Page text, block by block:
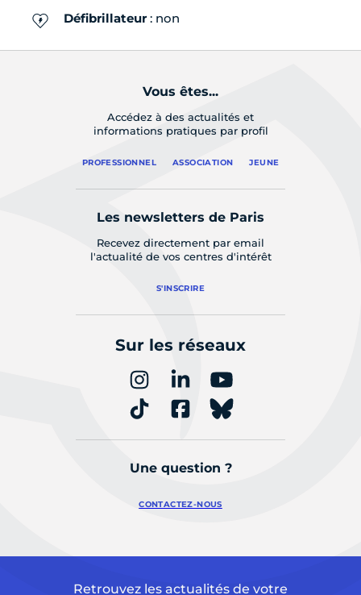
Défibrillateur: non
Vous êtes...
Accédez à des actualités et
informations pratiques par profil
PROFESSIONNEL ASSOCIATION JEUNE
Les newsletters de Paris
Recevez directement par email
l'actualité de vos centres d'intérêt
S'INSCRIRE
Sur les réseaux
Une question ?
CONTACTEZ-NOUS
Retrouvez les actualités de votre